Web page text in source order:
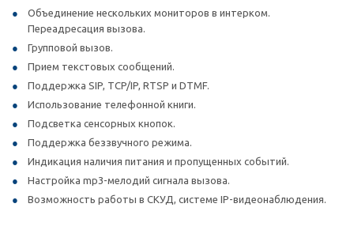
Объединение нескольких мониторов в интерком.
Переадресация вызова.
Групповой вызов.
Прием текстовых сообщений.
Поддержка SIP, TCP/IP, RTSP и DTMF.
Использование телефонной книги.
Подсветка сенсорных кнопок.
Поддержка беззвучного режима.
Индикация наличия питания и пропущенных событий.
Настройка mp3-мелодий сигнала вызова.
Возможность работы в СКУД, системе IP-видеонаблюдения.